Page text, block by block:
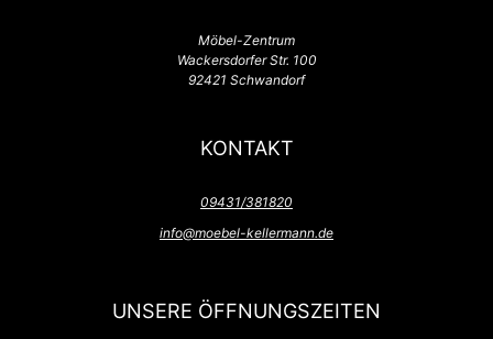
Möbel-Zentrum
Wackersdorfer Str. 100
92421 Schwandorf
KONTAKT
09431/381820
info@moebel-kellermann.de
UNSERE ÖFFNUNGSZEITEN